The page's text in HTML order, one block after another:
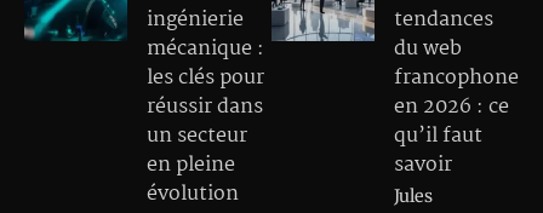
ingénierie
mécanique :
les clés pour
réussir dans
un secteur
en pleine
évolution
tendances
du web
francophone
en 2026 : ce
qu’il faut
savoir
Jules